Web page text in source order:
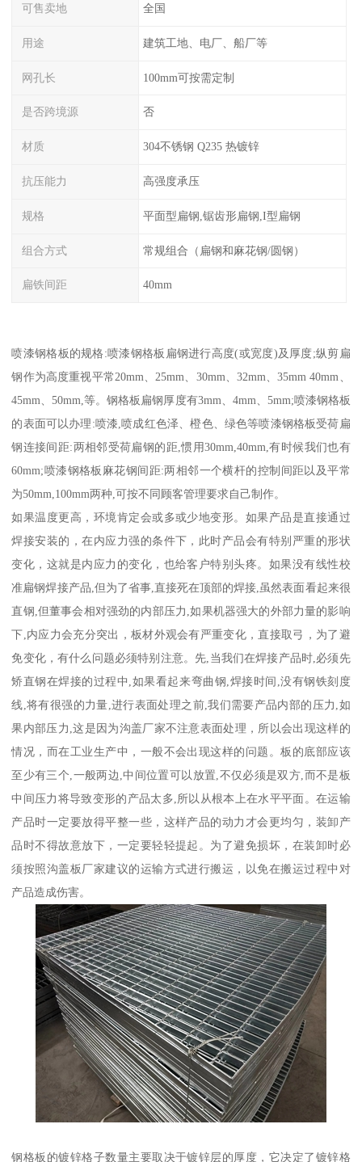
可售卖地 全国
用途 建筑工地、电厂、船厂等
网孔长 100mm可按需定制
是否跨境源 否
材质 304不锈钢 Q235 热镀锌
抗压能力 高强度承压
规格 平面型扁钢,锯齿形扁钢,I型扁钢
组合方式 常规组合（扁钢和麻花钢/圆钢）
扁铁间距 40mm
喷漆钢格板的规格:喷漆钢格板扁钢进行高度(或宽度)及厚度;纵剪扁
钢作为高度重视平常20mm、25mm、30mm、32mm、35mm 40mm、
45mm、50mm,等。钢格板扁钢厚度有3mm、4mm、5mm;喷漆钢格板
的表面可以办理:喷漆,喷成红色泽、橙色、绿色等喷漆钢格板受荷扁
钢连接间距:两相邻受荷扁钢的距,惯用30mm,40mm,有时候我们也有
60mm;喷漆钢格板麻花钢间距:两相邻一个横杆的控制间距以及平常
为50mm,100mm两种,可按不同顾客管理要求自己制作。
如果温度更高，环境肯定会或多或少地变形。如果产品是直接通过
焊接安装的，在内应力强的条件下，此时产品会有特别严重的形状
变化，这就是内应力的变化，也给客户特别头疼。如果没有线性校
准扁钢焊接产品,但为了省事,直接死在顶部的焊接,虽然表面看起来很
直钢,但董事会相对强劲的内部压力,如果机器强大的外部力量的影响
下,内应力会充分突出，板材外观会有严重变化，直接取弓，为了避
免变化，有什么问题必须特别注意。先,当我们在焊接产品时,必须先
矫直钢在焊接的过程中,如果看起来弯曲钢,焊接时间,没有钢铁刻度
线,将有很强的力量,进行表面处理之前,我们需要产品内部的压力,如
果内部压力,这是因为沟盖厂家不注意表面处理，所以会出现这样的
情况，而在工业生产中，一般不会出现这样的问题。板的底部应该
至少有三个,一般两边,中间位置可以放置,不仅必须是双方,而不是板
中间压力将导致变形的产品太多,所以从根本上在水平平面。在运输
产品时一定要放得平整一些，这样产品的动力才会更均匀，装卸产
品时不得故意放下，一定要轻轻提起。为了避免损坏，在装卸时必
须按照沟盖板厂家建议的运输方式进行搬运，以免在搬运过程中对
产品造成伤害。
钢格板的镀锌格子数量主要取决于镀锌层的厚度，它决定了镀锌格